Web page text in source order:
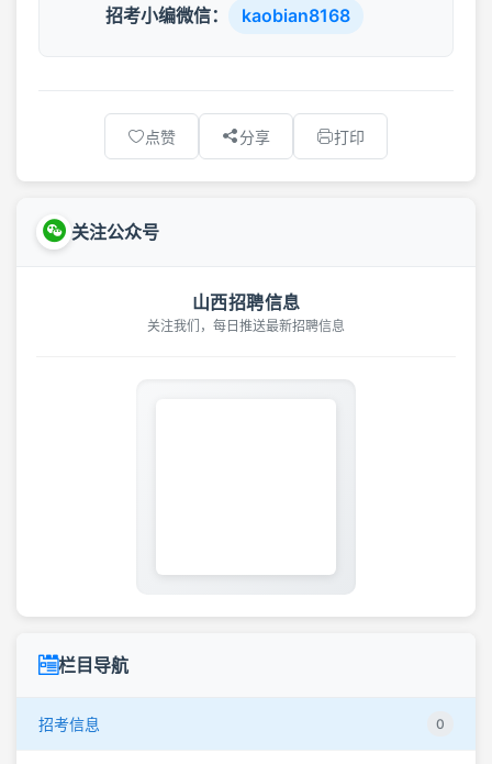
招考小编微信： kaobian8168
点赞 分享 打印
关注公众号
山西招聘信息
关注我们，每日推送最新招聘信息
栏目导航
招考信息 0